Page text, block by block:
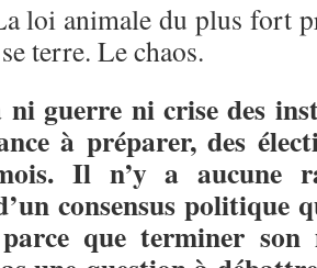
loi animale du plus fort
terre. Le chaos.
ni guerre ni crise des
à préparer, des
Il n’y a aucune
consensus politique
que terminer